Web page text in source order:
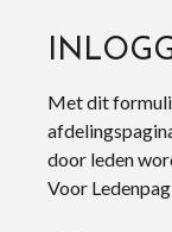
Met dit
door leden
Voor